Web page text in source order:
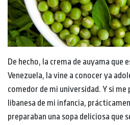
De hecho, la crema de auyama que
Venezuela, la vine a conocer ya
comedor de mi universidad. Y si
libanesa de mi infancia,
preparaban una sopa deliciosa que